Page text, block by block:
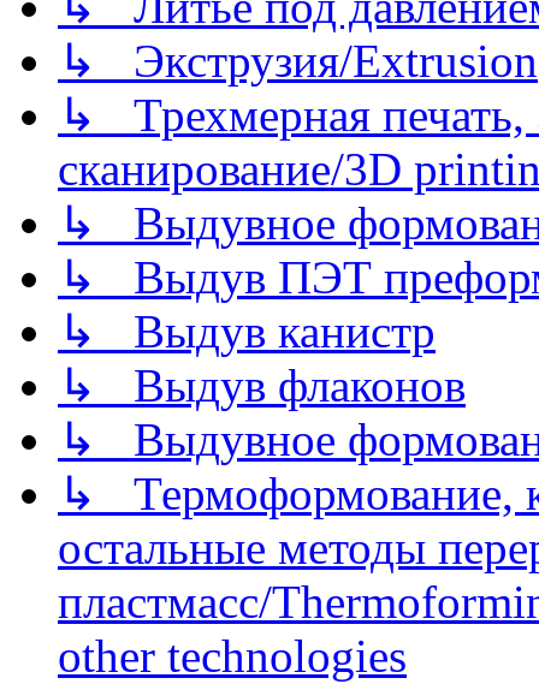
↳ Экструзия/Extrusion
↳ Трехмерная
сканирование/3D
↳ Выдувное
↳ Выдув ПЭТ
↳ Выдув канистр
↳ Выдув флаконов
↳ Выдувное
↳ Термоформование,
остальные методы
пластмасс/
other technologies